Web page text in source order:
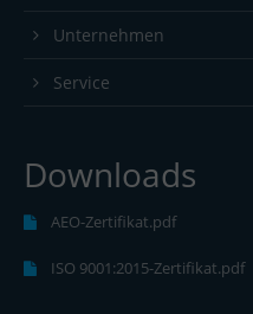
Unternehmen
Service
Downloads
AEO-Zertifikat.pdf
ISO 9001:2015-Zertifikat.pdf